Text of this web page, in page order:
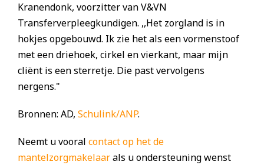
Kranendonk, voorzitter van V&VN
Transferverpleegkundigen. ,,Het zorgland is in
hokjes opgebouwd. Ik zie het als een vormenstoof
met een driehoek, cirkel en vierkant, maar mijn
cliënt is een sterretje. Die past vervolgens
nergens."
Bronnen: AD, Schulink/ANP.
Neemt u vooral contact op het de
mantelzorgmakelaarals u ondersteuning wenst